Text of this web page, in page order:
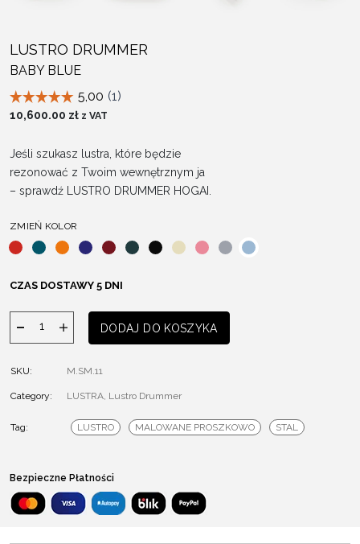
LUSTRO DRUMMER
BABY BLUE
10,600.00 zł z VAT
Jeśli szukasz lustra, które będzie
rezonować z Twoim wewnętrznym ja
– sprawdź LUSTRO DRUMMER HOGAI.
ZMIEŃ KOLOR
CZAS DOSTAWY 5 DNI
ilość
Lustro
DODAJ DO KOSZYKA
SKU: M.SM.11
Category: LUSTRA, Lustro Drummer
Tag: LUSTRO MALOWANE PROSZKOWO STAL
Bezpieczne Płatności